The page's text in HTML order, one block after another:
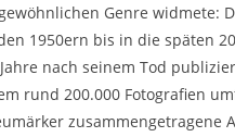
Genre widmete:
1950ern bis in die späten
nach seinem Tod
rund 200.000 Fotografien
zusammengetragene